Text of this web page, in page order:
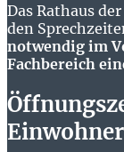
Das Rathaus
den
notwendig im
Fachbereich